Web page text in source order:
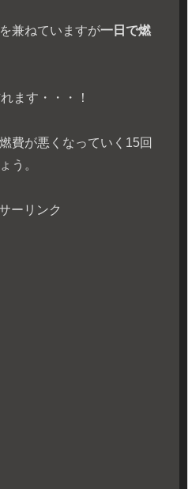
兼ねていますが一日で燃
ます・・・！
費が悪くなっていく15回
う。
ーリンク